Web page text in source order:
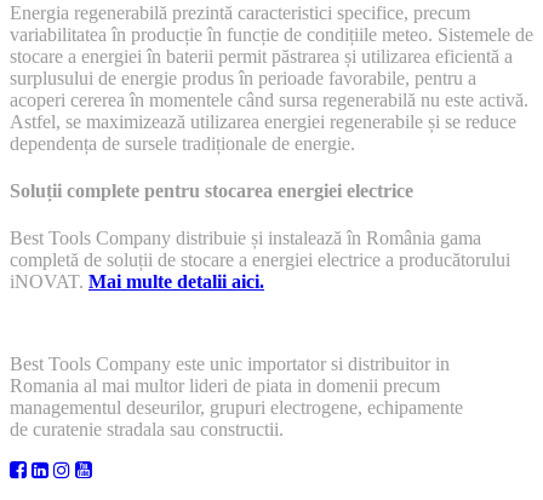
Energia regenerabilă prezintă caracteristici specifice, precum
variabilitatea în producție în funcție de condițiile meteo. Sistemele de
stocare a energiei în baterii permit păstrarea și utilizarea eficientă a
surplusului de energie produs în perioade favorabile, pentru a
acoperi cererea în momentele când sursa regenerabilă nu este activă.
Astfel, se maximizează utilizarea energiei regenerabile și se reduce
dependența de sursele tradiționale de energie.
Soluții complete pentru stocarea energiei electrice
Best Tools Company distribuie și instalează în România gama
completă de soluții de stocare a energiei electrice a producătorului
iNOVAT. Mai multe detalii aici.
Best Tools Company este unic importator si distribuitor in
Romania al mai multor lideri de piata in domenii precum
managementul deseurilor, grupuri electrogene, echipamente
de curatenie stradala sau constructii.